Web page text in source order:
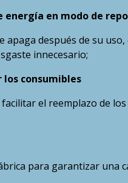
en modo de
apaga después de su
innecesario;
consumibles
el reemplazo de
para garantizar una